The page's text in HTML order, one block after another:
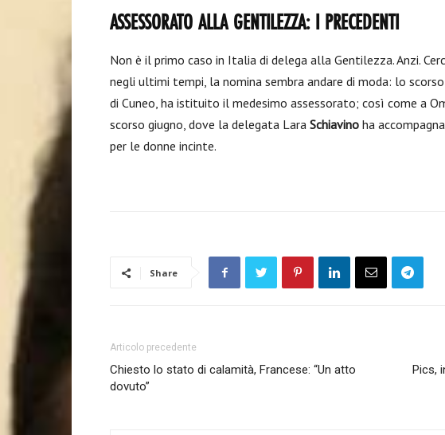
ASSESSORATO ALLA GENTILEZZA: I PRECEDENTI
Non è il primo caso in Italia di delega alla Gentilezza. Anzi.
negli ultimi tempi, la nomina sembra andare di moda: lo
di Cuneo, ha istituito il medesimo assessorato; così come a
scorso giugno, dove la delegata Lara Schiavino ha
per le donne incinte.
Share
Articolo precedente
Chiesto lo stato di calamità, Francese: “Un atto
dovuto”
Pics,